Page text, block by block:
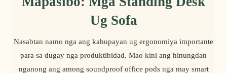
Ug Sofa
Nasabtan namo nga ang kahupayan ug ergonomiya importante
para sa dugay nga produktibidad. Mao kini ang hinungdan
nganong ang among soundproof office pods nga may smart